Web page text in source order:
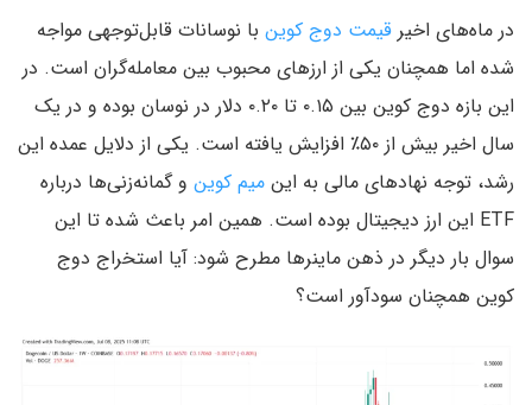
در ماه‌های اخیر قیمت دوج کوین با نوسانات قابل‌توجهی مواجه
شده اما همچنان یکی از ارزهای محبوب بین معامله‌گران است. در
این بازه دوج کوین بین ۰.۱۵ تا ۰.۲۰ دلار در نوسان بوده و در یک
سال اخیر بیش از ۵۰٪ افزایش یافته است. یکی از دلایل عمده این
رشد، توجه نهادهای مالی به این میم کوین و گمانه‌زنی‌ها درباره
ETF این ارز دیجیتال بوده است. همین امر باعث شده تا این
سوال بار دیگر در ذهن ماینرها مطرح شود: آیا استخراج دوج
کوین همچنان سودآور است؟